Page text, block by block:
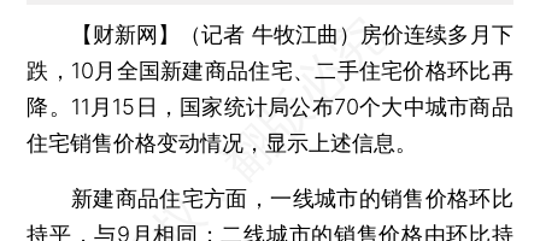
【财新网】（记者 牛牧江曲） 房价连续多月下
跌，10月全国新建商品住宅、二手住宅价格环比再
降。11月15日，国家统计局公布70个大中城市商品
住宅销售价格变动情况，显示上述信息。
新建商品住宅方面，一线城市的销售价格环比
持平，与9月相同；二线城市的销售价格由环比持